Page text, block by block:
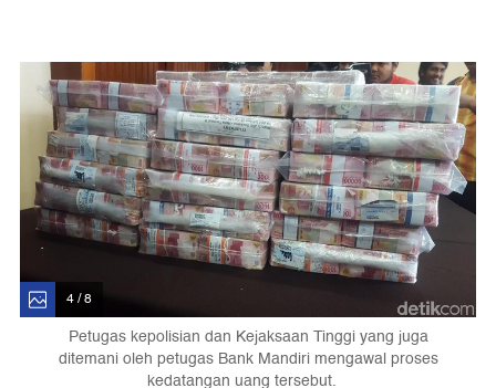
4 / 8
Petugas kepolisian dan Kejaksaan Tinggi yang juga
ditemani oleh petugas Bank Mandiri mengawal proses
kedatangan uang tersebut.